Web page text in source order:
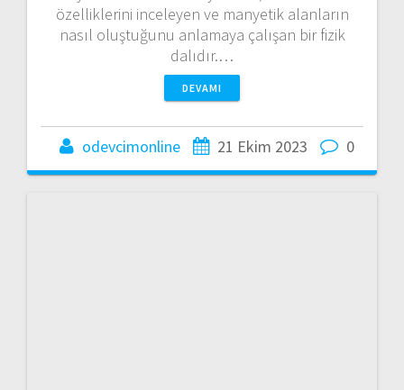
özelliklerini inceleyen ve manyetik alanların
nasıl oluştuğunu anlamaya çalışan bir fizik
dalıdır.…
DEVAMI
odevcimonline 21 Ekim 2023 0